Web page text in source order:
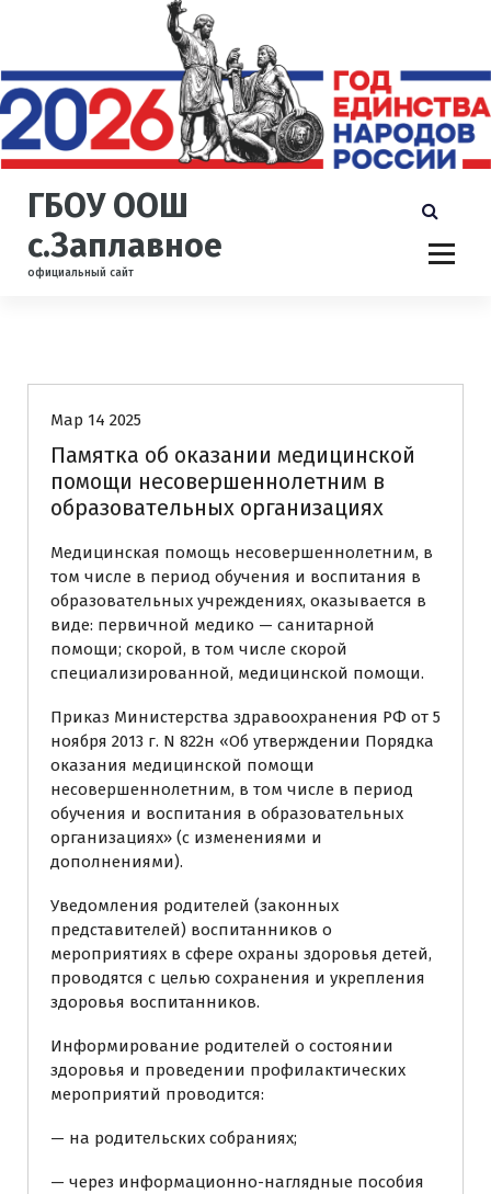
е
й
т
и
ГБОУ ООШ
с.Заплавное
официальный сайт
Мар 14 2025
Памятка об оказании медицинской
помощи несовершеннолетним в
образовательных организациях
Медицинская помощь несовершеннолетним, в
том числе в период обучения и воспитания в
образовательных учреждениях, оказывается в
виде: первичной медико — санитарной
помощи; скорой, в том числе скорой
специализированной, медицинской помощи.
Приказ Министерства здравоохранения РФ от 5
ноября 2013 г. N 822н «Об утверждении Порядка
оказания медицинской помощи
несовершеннолетним, в том числе в период
обучения и воспитания в образовательных
организациях» (с изменениями и
дополнениями).
Уведомления родителей (законных
представителей) воспитанников о
мероприятиях в сфере охраны здоровья детей,
проводятся с целью сохранения и укрепления
здоровья воспитанников.
Информирование родителей о состоянии
здоровья и проведении профилактических
мероприятий проводится:
— на родительских собраниях;
— через информационно-наглядные пособия